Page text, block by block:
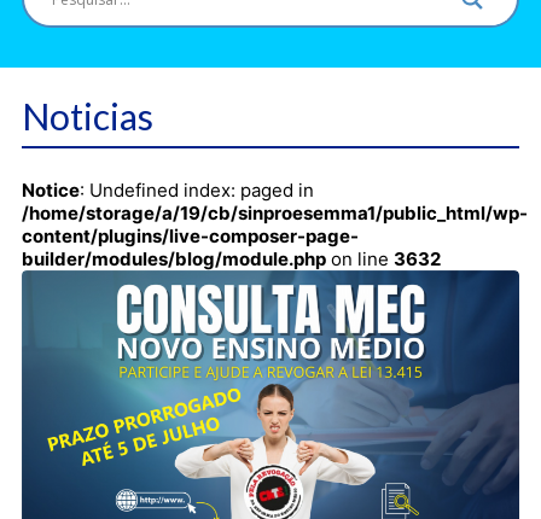
Noticias
Notice: Undefined index: paged in
/home/storage/a/19/cb/sinproesemma1/public_html/wp-
content/plugins/live-composer-page-
builder/modules/blog/module.phpon line 3632